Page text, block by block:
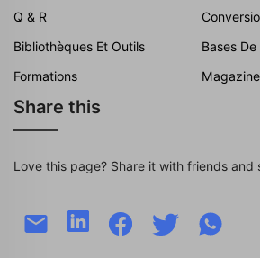
Q & R
Bibliothèques Et Outils
Bases
Formations
Magazine
Share this
Love this page? Share it with friends and